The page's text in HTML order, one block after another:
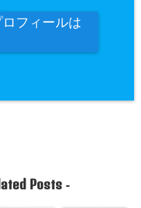
フィールは
Posts-